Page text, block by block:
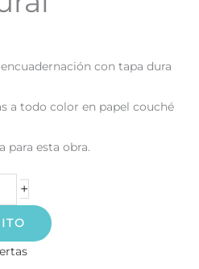
con tapa dura
a todo color en papel couché
para esta obra.
+